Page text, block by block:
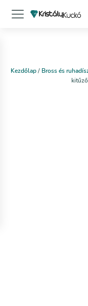
Kezdőlap/ Bross és